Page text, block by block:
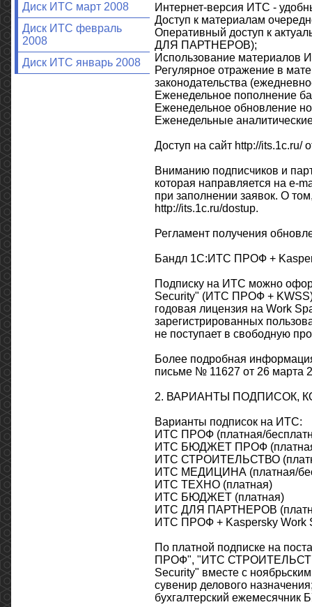
Диск ИТС март 2008
Диск ИТС февраль
2008
Диск ИТС январь 2008
Интернет-версия ИТС -
Доступ к материалам
Оперативный доступ к
ДЛЯ ПАРТНЕРОВ);
Использование материалов
Регулярное отражение в
законодательства
Еженедельное пополнение
Еженедельное обновление
Еженедельные
Доступ на сайт http://its.1c.ru/
Вниманию подписчиков и
которая направляется на e-
при заполнении заявок. О
http://its.1c.ru/dostup.
Регламент получения
Бандл 1С:ИТС ПРОФ +
Подписку на ИТС можно
Security" (ИТС ПРОФ +
годовая лицензия на Work
зарегистрированных
не поступает в свободную
Более подробная
письме № 11627 от 26 марта
2. ВАРИАНТЫ ПОДПИСОК,
Варианты подписок на ИТС:
ИТС ПРОФ (платная/
ИТС БЮДЖЕТ ПРОФ
ИТС СТРОИТЕЛЬСТВО
ИТС МЕДИЦИНА (платная/
ИТС ТЕХНО (платная)
ИТС БЮДЖЕТ (платная)
ИТС ДЛЯ ПАРТНЕРОВ
ИТС ПРОФ + Kaspersky Work
По платной подписке на
ПРОФ", "ИТС
Security" вместе с
сувенир делового
бухгалтерский